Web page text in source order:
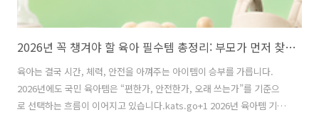
2026년 꼭 챙겨야 할 육아 필수템 총정리: 부모가 먼저 찾는 국민 육아템 베스트 가이드
육아는 결국 시간, 체력, 안전을 아껴주는 아이템이 승부를 가릅니다.
2026년에도 국민 육아템은 “편한가, 안전한가, 오래 쓰는가”를 기준으
로 선택하는 흐름이 이어지고 있습니다.kats.go+1 2026년 육아템 기준